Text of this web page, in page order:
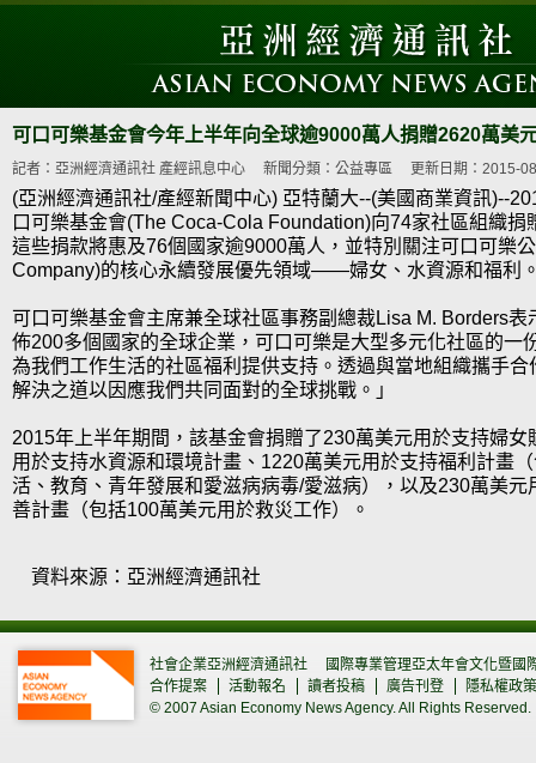
可口可樂基金會今年上半年向全球逾9000萬人捐贈2620萬美
記者：亞洲經濟通訊社 產經訊息中心 新聞分類：公益專區 更新日期：2015-
(亞洲經濟通訊社/產經新聞中心) 亞特蘭大--(美國商業資訊)--
口可樂基金會(The Coca-Cola Foundation)向74家社區組織捐
這些捐款將惠及76個國家逾9000萬人，並特別關注可口可樂
Company)的核心永續發展優先領域——婦女、水資源和福利
可口可樂基金會主席兼全球社區事務副總裁Lisa M. Borders表
佈200多個國家的全球企業，可口可樂是大型多元化社區的一
為我們工作生活的社區福利提供支持。透過與當地組織攜手
解決之道以因應我們共同面對的全球挑戰。」
2015年上半年期間，該基金會捐贈了230萬美元用於支持婦女
用於支持水資源和環境計畫、1220萬美元用於支持福利計畫
活、教育、青年發展和愛滋病病毒/愛滋病），以及230萬美元
善計畫（包括100萬美元用於救災工作）。
資料來源：亞洲經濟通訊社
社會企業亞洲經濟通訊社
國際專業管理亞太年會文化暨國
合作提案
活動報名 讀者投稿 廣告刊登
隱私權政策
© 2007 Asian Economy News Agency. All Rights Reserved.